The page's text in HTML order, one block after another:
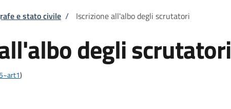
e stato civile / Iscrizione all'albo degli scrutatori
degli scrutatori
)